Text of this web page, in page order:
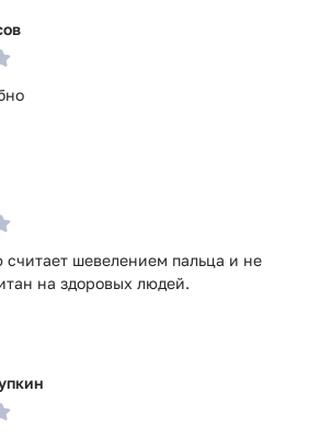
шевелением пальца и не
на здоровых людей.